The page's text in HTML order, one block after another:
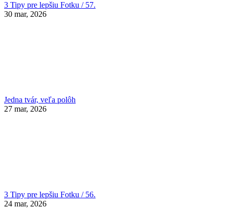
3 Tipy pre lepšiu Fotku / 57.
30 mar, 2026
Jedna tvár, veľa polôh
27 mar, 2026
3 Tipy pre lepšiu Fotku / 56.
24 mar, 2026